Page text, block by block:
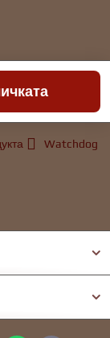
Watchdog